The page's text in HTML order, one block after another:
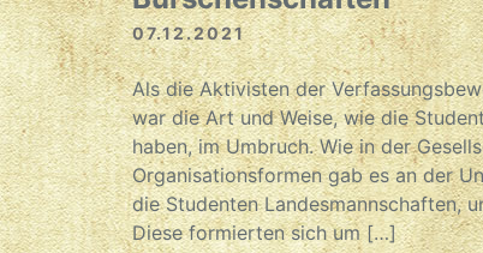
07.12.2021
Als die Aktivisten der
war die Art und Weise, wie die
haben, im Umbruch. Wie in der
Organisationsformen gab es an der
die Studenten Landesmannschaften,
Diese formierten sich um […]